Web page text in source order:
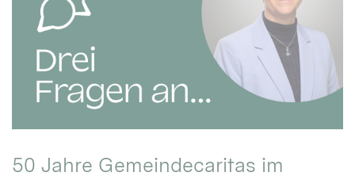
50 Jahre Gemeindecaritas im